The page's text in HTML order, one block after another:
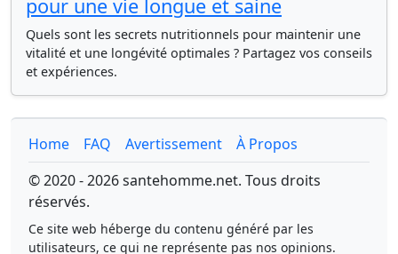
pour une vie longue et saine
Quels sont les secrets nutritionnels pour maintenir une
vitalité et une longévité optimales ? Partagez vos conseils
et expériences.
Home FAQ Avertissement
À Propos
© 2020 - 2026 santehomme.net. Tous droits
réservés.
Ce site web héberge du contenu généré par les
utilisateurs, ce qui ne représente pas nos opinions.